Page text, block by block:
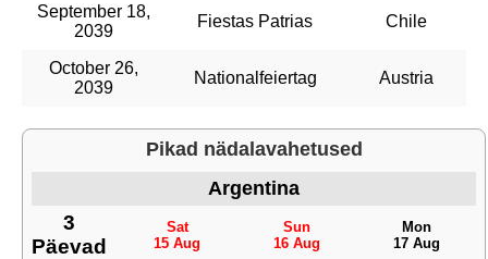
September 18,
2039
Fiestas Patrias Chile
October 26,
2039
Nationalfeiertag Austria
Pikad nädalavahetused
Argentina
3
Päevad
Sat
15 Aug
Sun
16 Aug
Mon
17 Aug